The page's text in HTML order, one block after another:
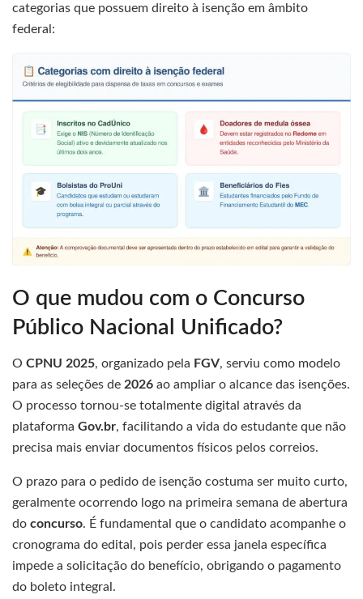
categorias que possuem direito à isenção em âmbito
federal:
O que mudou com o Concurso
Público Nacional Unificado?
O CPNU 2025, organizado pela FGV, serviu como modelo
para as seleções de 2026 ao ampliar o alcance das isenções.
O processo tornou-se totalmente digital através da
plataforma Gov.br, facilitando a vida do estudante que não
precisa mais enviar documentos físicos pelos correios.
O prazo para o pedido de isenção costuma ser muito curto,
geralmente ocorrendo logo na primeira semana de abertura
do concurso. É fundamental que o candidato acompanhe o
cronograma do edital, pois perder essa janela específica
impede a solicitação do benefício, obrigando o pagamento
do boleto integral.